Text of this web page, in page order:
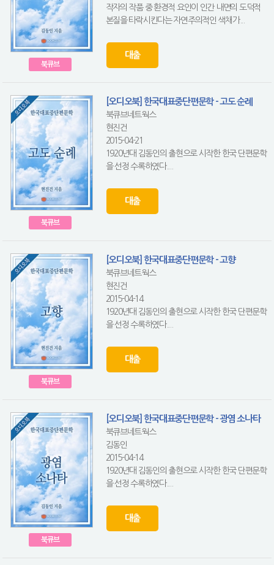
북큐브
작자의 작품 중 환경적 요인이 인간 내면의 도덕적
본질을 타락시킨다는 자연주의적인 색채가...
대출
북큐브
[오디오북] 한국대표중단편문학 - 고도 순례
북큐브네트웍스
현진건
2015-04-21
1920년대 김동인의 출현으로 시작한 한국 단편문학
을 선정 수록하였다....
대출
북큐브
[오디오북] 한국대표중단편문학 - 고향
북큐브네트웍스
현진건
2015-04-14
1920년대 김동인의 출현으로 시작한 한국 단편문학
을 선정 수록하였다....
대출
북큐브
[오디오북] 한국대표중단편문학 - 광염 소나타
북큐브네트웍스
김동인
2015-04-14
1920년대 김동인의 출현으로 시작한 한국 단편문학
을 선정 수록하였다....
대출